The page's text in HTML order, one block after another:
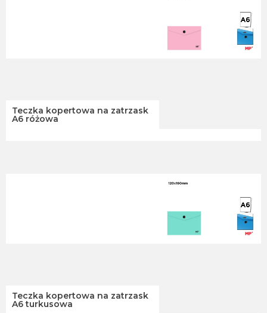
Teczka kopertowa na zatrzask
A6 różowa
Teczka kopertowa na zatrzask
A6 turkusowa